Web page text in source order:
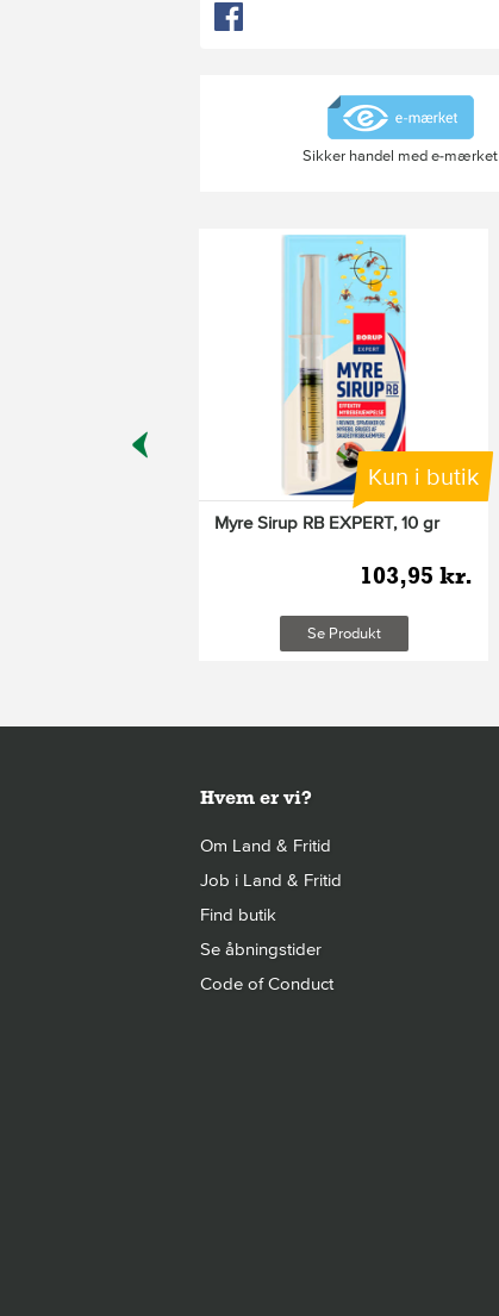
Sikker handel med e-mærket
Kun i butik
Myre Sirup RB EXPERT, 10 gr
103,95 kr.
Se Produkt
Hvem er vi?
Om Land & Fritid
Job i Land & Fritid
Find butik
Se åbningstider
Code of Conduct